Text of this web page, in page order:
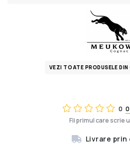
0
Fii primul care scrie
Livrare
VEZI TOATE PRODUSELE